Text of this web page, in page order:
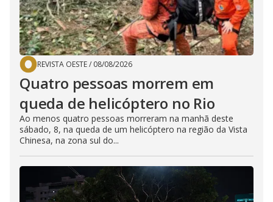
REVISTA OESTE/ 08/08/2026
Quatro pessoas morrem em
queda de helicóptero no Rio
Ao menos quatro pessoas morreram na manhã deste
sábado, 8, na queda de um helicóptero na região da Vista
Chinesa, na zona sul do...